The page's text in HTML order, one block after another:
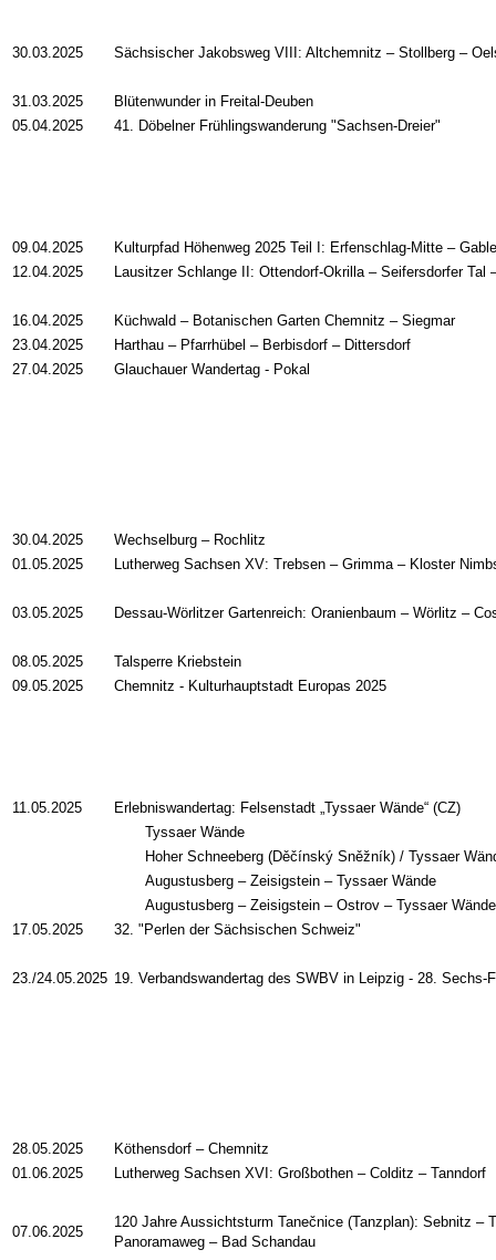
30.03.2025 Sächsischer Jakobsweg VIII: Altchemnitz – Stollberg –
31.03.2025
Blütenwunder in Freital-Deuben
05.04.2025
41. Döbelner Frühlingswanderung "Sachsen-Dreier"
09.04.2025
Kulturpfad Höhenweg 2025 Teil I: Erfenschlag-Mitte –
12.04.2025
Lausitzer Schlange II: Ottendorf-Okrilla – Seifersdorfer Tal
16.04.2025 Küchwald –Botanischen Garten Chemnitz –Siegmar
23.04.2025
Harthau – Pfarrhübel – Berbisdorf – Dittersdorf
27.04.2025
Glauchauer Wandertag - Pokal
30.04.2025
Wechselburg – Rochlitz
01.05.2025
Lutherweg Sachsen XV: Trebsen – Grimma – Kloster
03.05.2025 Dessau-Wörlitzer Gartenreich: Oranienbaum – Wörlitz –
08.05.2025
Talsperre Kriebstein
09.05.2025
Chemnitz - Kulturhauptstadt Europas 2025
11.05.2025
Erlebniswandertag: Felsenstadt „Tyssaer Wände“ (CZ)
Tyssaer Wände
Hoher Schneeberg (Děčínský Sněžník) / Tyssaer
Augustusberg – Zeisigstein – Tyssaer Wände
Augustusberg – Zeisigstein – Ostrov – Tyssaer Wände
17.05.2025
32. "Perlen der Sächsischen Schweiz"
23./24.05.2025 19. Verbandswandertag des SWBV in Leipzig - 28. Sechs-
28.05.2025
Köthensdorf – Chemnitz
01.06.2025
Lutherweg Sachsen XVI: Großbothen – Colditz – Tanndorf
07.06.2025
120 Jahre Aussichtsturm Tanečnice (Tanzplan): Sebnitz –
Panoramaweg – Bad Schandau